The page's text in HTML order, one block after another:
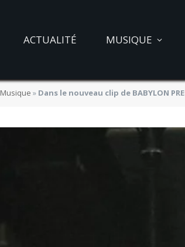
ACTUALITÉ MUSIQUE
Musique » Dans le nouveau clip de BABYLON